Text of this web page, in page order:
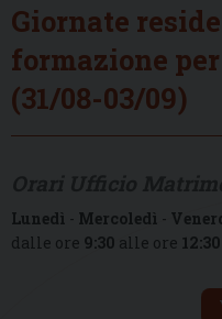
Giornate
formazione
(31/08-03/09)
Lunedì - Mercoledì -
dalle ore 9:30 alle ore 12:30